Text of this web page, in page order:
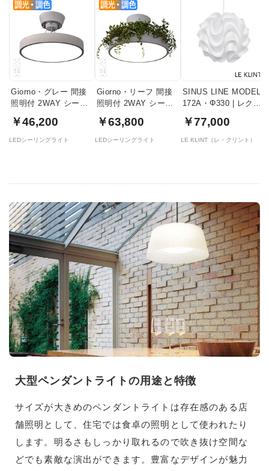
Giorno・グレー 間接
照明付 2WAY シーリ
リモコン付
￥46,200
LEDシーリングライト
Giorno・リーフ 間接
照明付 2WAY シーリ
リモコン付
￥63,800
LEDシーリングライト
SINUS LINE MODEL
172A・Φ330 | レクリ
￥77,000
LE KLINT（レ・クリント）
大型ペンダントライトの用途と特徴
サイズが大きめのペンダントライトは存在感のある店
舗照明として、住宅では食卓の照明として使われたり
します。明るさもしっかり取れるので吹き抜け空間な
どでも素敵な演出ができます。豊富なデザインが魅力